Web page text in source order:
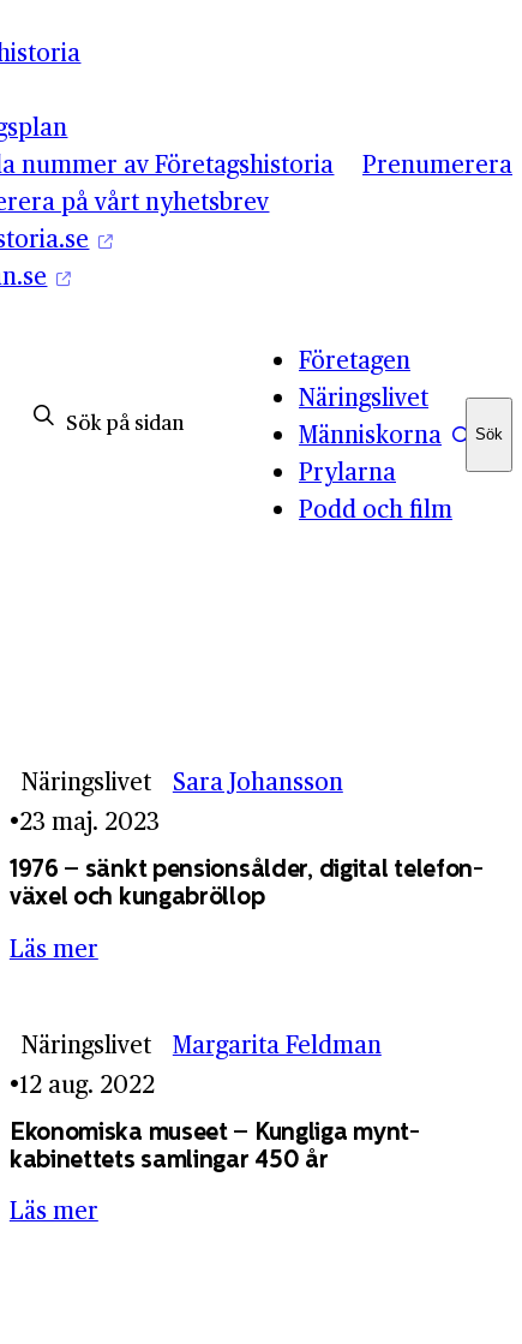
nummer av Företagshistoria
på vårt nyhetsbrev
Prenumerera
Företagen
Näringslivet
Människorna
Prylarna
Podd och film
Sök
Sök
Näringslivet
Sara Johansson
23 maj. 2023
1976 – sänkt pensions­ålder, digital telefon­
växel och kunga­bröllop
Läs mer
Näringslivet
Margarita Feldman
12 aug. 2022
Ekonomiska museet – Kungliga mynt­
kabinettets samlingar 450 år
Läs mer